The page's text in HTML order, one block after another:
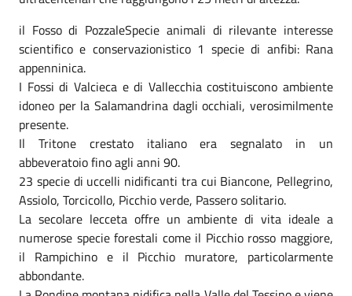
il Fosso di PozzaleSpecie animali di rilevante interesse
scientifico e conservazionistico 1 specie di anfibi: Rana
appenninica.
I Fossi di Valcieca e di Vallecchia costituiscono ambiente
idoneo per la Salamandrina dagli occhiali, verosimilmente
presente.
Il Tritone crestato italiano era segnalato in un
abbeveratoio fino agli anni 90.
23 specie di uccelli nidificanti tra cui Biancone, Pellegrino,
Assiolo, Torcicollo, Picchio verde, Passero solitario.
La secolare lecceta offre un ambiente di vita ideale a
numerose specie forestali come il Picchio rosso maggiore,
il Rampichino e il Picchio muratore, particolarmente
abbondante.